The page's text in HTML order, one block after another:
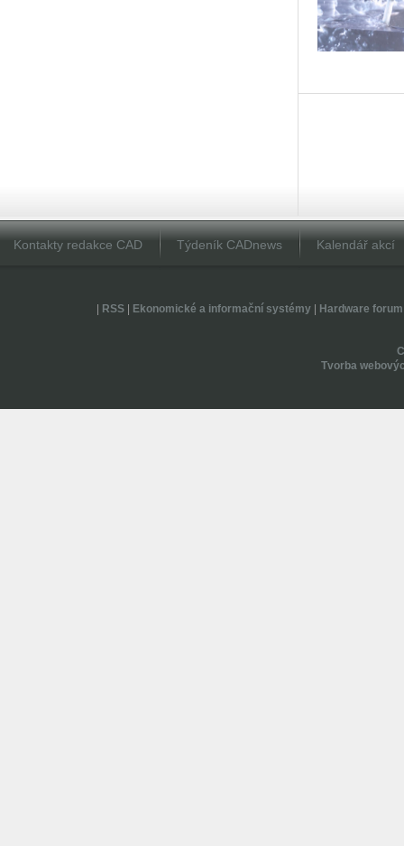
Kontakty redakce CAD Týdeník CADnews Kalendář akcí
RSS| Ekonomické a informační systémy| Hardware forum
Tvorba